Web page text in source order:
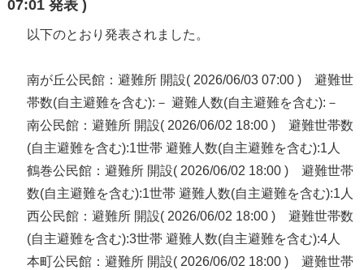
07:01 発表 )
以下のとおり発表されました。
南が丘公民館：避難所 開設( 2026/06/03 07:00 ) 避難世
帯数(自主避難を含む):－ 避難人数(自主避難を含む):－
南公民館：避難所 開設( 2026/06/02 18:00 ) 避難世帯数
(自主避難を含む):1世帯 避難人数(自主避難を含む):1人
鶴巻公民館：避難所 開設( 2026/06/02 18:00 ) 避難世帯
数(自主避難を含む):1世帯 避難人数(自主避難を含む):1人
西公民館：避難所 開設( 2026/06/02 18:00 ) 避難世帯数
(自主避難を含む):3世帯 避難人数(自主避難を含む):4人
本町公民館：避難所 開設( 2026/06/02 18:00 ) 避難世帯